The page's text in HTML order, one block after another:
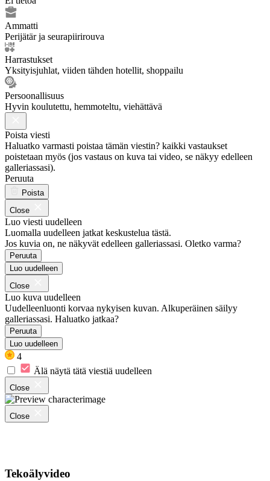
Ammatti
Perijätär ja seurapiirirouva
Harrastukset
Yksityisjuhlat, viiden tähden hotellit, shoppailu
Persoonallisuus
Hyvin koulutettu, hemmoteltu, viehättävä
Poista viesti
Haluatko varmasti poistaa tämän viestin? kaikki vastaukset
poistetaan myös (jos vastaus on kuva tai video, se näkyy edelleen
galleriassasi).
Peruuta
Poista
Close
Luo viesti uudelleen
Luomalla uudelleen jatkat keskustelua tästä.
Jos kuvia on, ne näkyvät edelleen galleriassasi. Oletko varma?
Peruuta
Luo uudelleen
Close
Luo kuva uudelleen
Uudelleenluonti korvaa nykyisen kuvan. Alkuperäinen säilyy
galleriassasi. Haluatko jatkaa?
Peruuta
Luo uudelleen
4
Älä näytä tätä viestiä uudelleen
Close
Close
Tekoälyvideo